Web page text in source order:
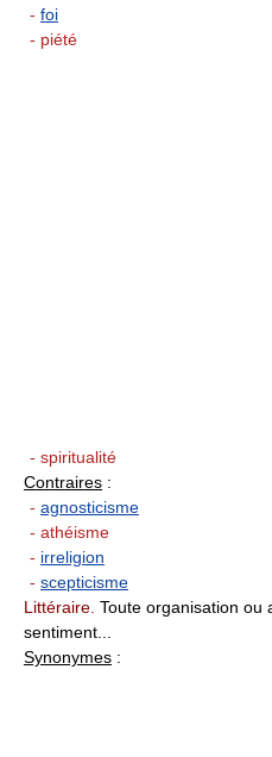
- foi
- piété
- spiritualité
Contraires :
- agnosticisme
- athéisme
- irreligion
- scepticisme
Littéraire. Toute organisation ou
sentiment...
Synonymes :